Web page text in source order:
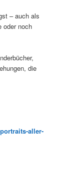
– auch als
oder noch
die
aller-